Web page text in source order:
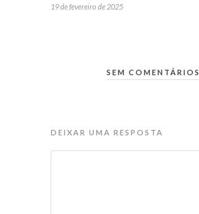
19 de fevereiro de 2025
SEM COMENTÁRIOS
DEIXAR UMA RESPOSTA